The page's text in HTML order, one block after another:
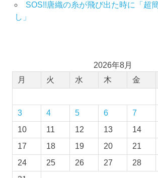
SOS!!唐織の糸が飛び出た時に「超
し」
2026年8月
月
火 水 木 金
3
4 5 6 7
10
11 12 13 14
17
18 19 20 21
24
25 26 27 28